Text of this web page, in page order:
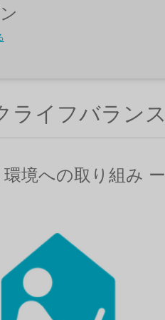
ライフバランス
環境への取り組み ー